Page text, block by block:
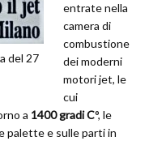
del 27
entrate nella
camera di
combustione
dei moderni
motori jet, le
cui
a 1400 gradi C°, le
palette e sulle parti in